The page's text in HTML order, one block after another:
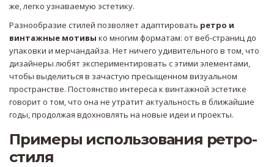
же, легко узнаваемую эстетику.
Разнообразие стилей позволяет адаптировать ретро и
винтажные мотивы ко многим форматам: от веб-страниц до
упаковки и мерчандайза. Нет ничего удивительного в том, что
дизайнеры любят экспериментировать с этими элементами,
чтобы выделиться в зачастую пресыщенном визуальном
пространстве. Постоянство интереса к винтажной эстетике
говорит о том, что она не утратит актуальность в ближайшие
годы, продолжая вдохновлять на новые идеи и проекты.
Примеры использования ретро-
стиля